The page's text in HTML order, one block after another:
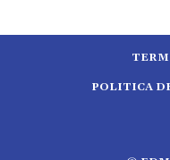
POLITICA